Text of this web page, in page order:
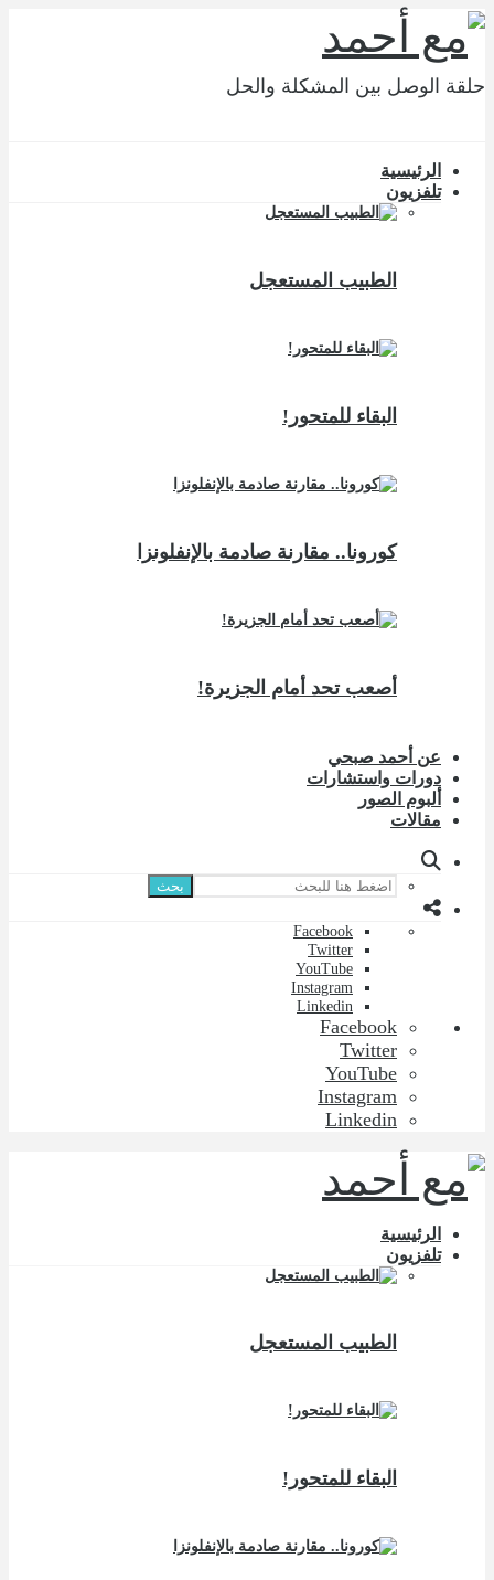
حلقة الوصل بين المشكلة والحل
الرئيسية
تلفزيون
الطبيب المستعجل
البقاء للمتحور!
كورونا.. مقارنة صادمة بالإنفلونزا
أصعب تحد أمام الجزيرة!
عن أحمد صبحي
دورات واستشارات
ألبوم الصور
مقالات
بحث
Facebook
Twitter
YouTube
Instagram
Linkedin
Facebook
Twitter
YouTube
Instagram
Linkedin
الرئيسية
تلفزيون
الطبيب المستعجل
البقاء للمتحور!